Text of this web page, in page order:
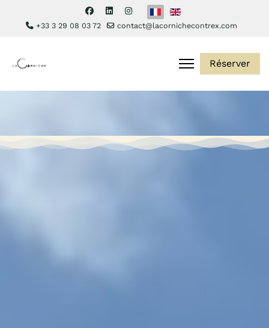
Sélectionnez votre langue
+33 3 29 08 03 72 contact@lacornichecontrex.com
Réserver